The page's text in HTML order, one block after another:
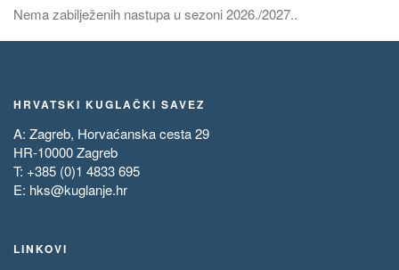
Nema zabilježenih nastupa u sezoni 2026./2027..
HRVATSKI KUGLAČKI SAVEZ
A: Zagreb, Horvaćanska cesta 29
HR-10000 Zagreb
T: +385 (0)1 4833 695
E: hks@kuglanje.hr
LINKOVI